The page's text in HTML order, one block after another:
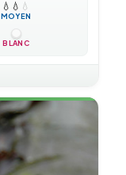
💧 💧 💧
MOYEN
BLANC